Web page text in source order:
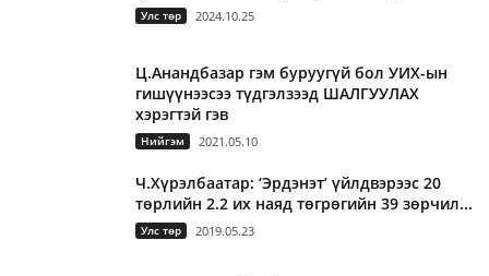
Улс төр 2024.10.25
Ц.Анандбазар гэм буруугүй бол УИХ-ын
гишүүнээсээ түдгэлзээд ШАЛГУУЛАХ
хэрэгтэй гэв
Нийгэм 2021.05.10
Ч.Хүрэлбаатар: ‘Эрдэнэт’ үйлдвэрээс 20
төрлийн 2.2 их наяд төгрөгийн 39 зөрчил...
Улс төр 2019.05.23